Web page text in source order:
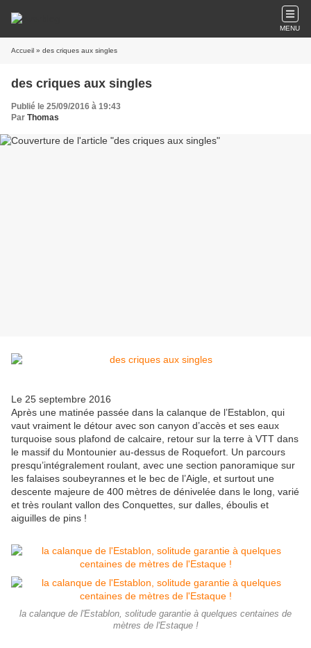
MENU
Accueil » des criques aux singles
des criques aux singles
Publié le 25/09/2016 à 19:43
Par Thomas
Le 25 septembre 2016
Après une matinée passée dans la calanque de l’Establon, qui
vaut vraiment le détour avec son canyon d’accès et ses eaux
turquoise sous plafond de calcaire, retour sur la terre à VTT dans
le massif du Montounier au-dessus de Roquefort. Un parcours
presqu’intégralement roulant, avec une section panoramique sur
les falaises soubeyrannes et le bec de l’Aigle, et surtout une
descente majeure de 400 mètres de dénivelée dans le long, varié
et très roulant vallon des Conquettes, sur dalles, éboulis et
aiguilles de pins !
la calanque de l'Establon, solitude garantie à quelques centaines de
mètres de l'Estaque !